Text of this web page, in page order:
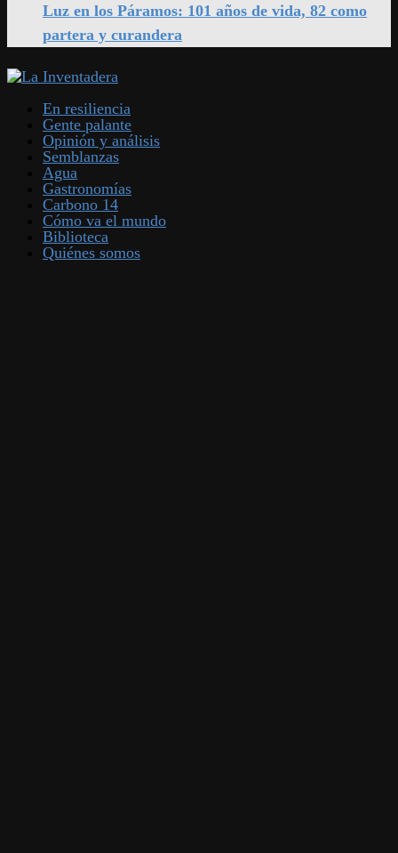
Luz en los Páramos: 101 años de vida, 82 como
partera y curandera
En resiliencia
Gente palante
Opinión y análisis
Semblanzas
Agua
Gastronomías
Carbono 14
Cómo va el mundo
Biblioteca
Quiénes somos